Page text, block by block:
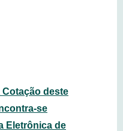
Cotação deste
se
Eletrônica de